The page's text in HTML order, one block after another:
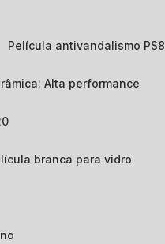
Película antivandalismo PS8
Alta performance
branca para vidro